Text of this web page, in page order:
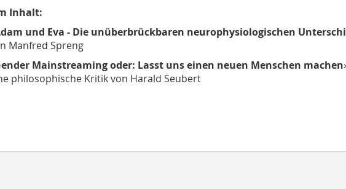
Inhalt:
und Eva - Die unüberbrückbaren neurophysiologischen
Manfred Spreng
Mainstreaming oder: Lasst uns einen neuen Menschen machen
philosophische Kritik von Harald Seubert